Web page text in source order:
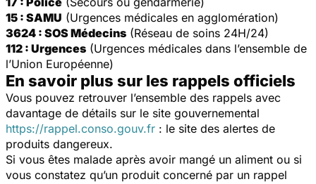
15 : SAMU (Urgences médicales en agglomération)
3624 : SOS Médecins (Réseau de soins 24H/24)
112 : Urgences (Urgences médicales dans l’ensemble de
l’Union Européenne)
En savoir plus sur les rappels officiels
Vous pouvez retrouver l’ensemble des rappels avec
davantage de détails sur le site gouvernemental
https://rappel.conso.gouv.fr : le site des alertes de
produits dangereux.
Si vous êtes malade après avoir mangé un aliment ou si
vous constatez qu’un produit concerné par un rappel